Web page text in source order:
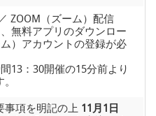
ZOOM（ズーム）配信
無料アプリのダウンロー
ム）アカウントの登録が必
13：30開催の15分前より
事項を明記の上 11月1日